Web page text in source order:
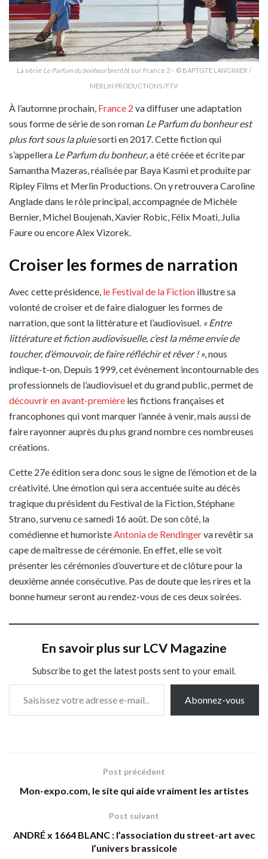
La série Le Parfum du bonheurbientôt sur France 2 – © BAPTISTE LANGINIER /
MERLIN PRODUCTIONS /FTV
À l’automne prochain, France 2 va diffuser une adaptation
sous forme de série de son roman Le Parfum du bonheurest
plus fort sous la pluiesorti en 2017. Cette fiction qui
s’appellera Le Parfum du bonheur, a été créée et écrite par
Samantha Mazeras, réalisée par Baya Kasmi et produite par
Ripley Films et Merlin Productions. On y retrouvera Caroline
Anglade dans le rôle principal, accompagnée de Michèle
Bernier, Michel Boujenah, Xavier Robic, Félix Moati, Julia
Faure ou encore Alex Vizorek.
Croiser les formes de narration
Avec cette présidence, le Festival de la Fiction illustre sa
volonté de croiser et de faire dialoguer les formes de
narration, que sont la littérature et l’audiovisuel. « Entre
littérature et fiction audiovisuelle, c’est la même envie de
toucher, d’émouvoir, de faire réfléchir et rêver ! », nous
indique-t-on. Depuis 1999, cet événement incontournable des
professionnels de l’audiovisuel et du grand public, permet de
découvrir en avant-première les fictions françaises et
francophones qui vont marquer l’année à venir, mais aussi de
faire rayonner auprès du plus grand nombre ces nombreuses
créations.
Cette 27e édition sera donc sous le signe de l’émotion et de la
créativité. Une émotion qui sera accentuée suite au décès
tragique du président du Festival de la Fiction, Stéphane
Strano, survenu ce samedi 16 août. De son côté, la
comédienne et humoriste Antonia de Rendingerva revêtir sa
cape de maîtresse de cérémonie. En effet, elle se voit
présenter les cérémonies d’ouverture et de clôture pour la
deuxième année consécutive. Pas de doute que les rires et la
bonne humeur seront au rendez-vous de ces deux soirées.
En savoir plus sur LCV Magazine
Subscribe to get the latest posts sent to your email.
Saisissez votre adresse e-mail…
Abonnez-vous
Post précédent
Mon-expo.com, le site qui aide vraiment les artistes
Post suivant
ANDRÉ x 1664 BLANC : l’association du street-art avec
l’univers brassicole